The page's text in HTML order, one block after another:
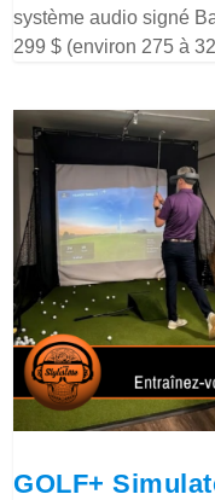
système audio signé
299 $ (environ 275 à
GOLF+